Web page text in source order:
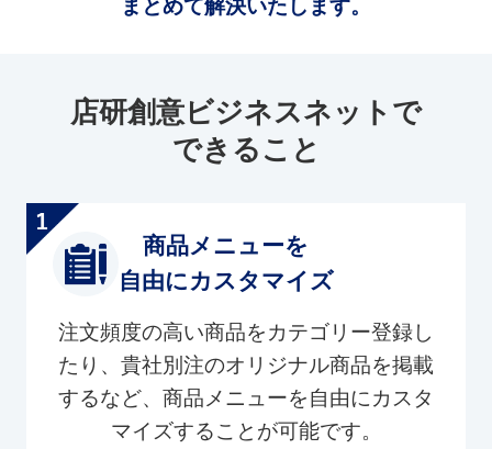
まとめて解決いたします。
店研創意ビジネスネットで
できること
商品メニューを
自由にカスタマイズ
注文頻度の高い商品をカテゴリー登録し
たり、貴社別注のオリジナル商品を掲載
するなど、商品メニューを自由にカスタ
マイズすることが可能です。